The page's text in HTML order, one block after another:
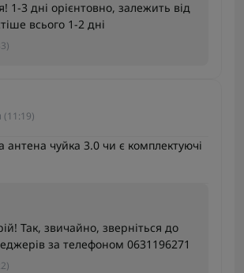
1-3 дні орієнтовно, залежить від
всього 1-2 дні
(11:19)
антена чуйка 3.0 чи є комплектуючі
Так, звичайно, зверніться до
за телефоном 0631196271